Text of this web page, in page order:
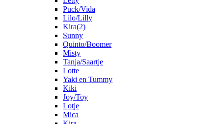
Puck/Vida
Lilo/Lilly
Kira(2)
Sunny
Quinto/Boomer
Misty
Tanja/Saartje
Lotte
Yaki en Tummy
Kiki
Joy/Toy
Lotje
Mica